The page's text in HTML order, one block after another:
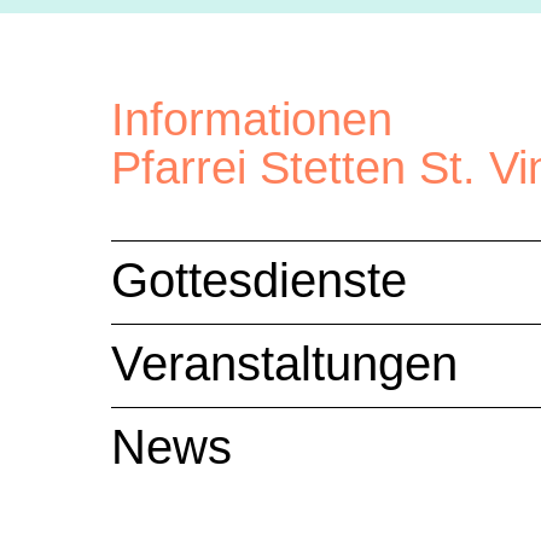
Informationen
Pfarrei Stetten St.
Gottesdienste
Veranstaltungen
News